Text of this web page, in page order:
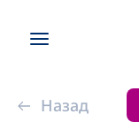
Назад